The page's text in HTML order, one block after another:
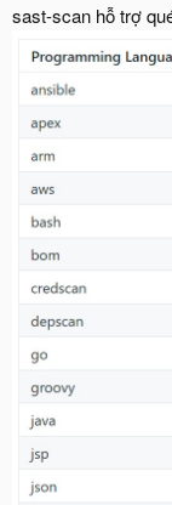
sast-scan hỗ trợ